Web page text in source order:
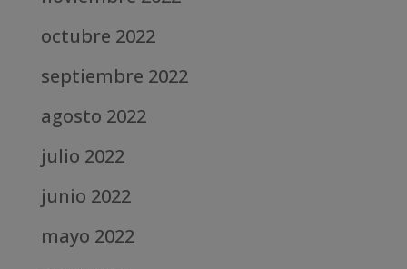
octubre 2022
septiembre 2022
agosto 2022
julio 2022
junio 2022
mayo 2022